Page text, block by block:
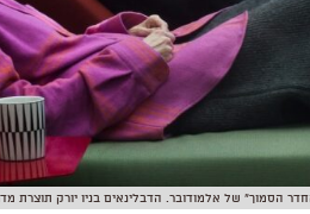
הסמוך" של אלמודובר. הדבלינאים בניו יורק תוצרת